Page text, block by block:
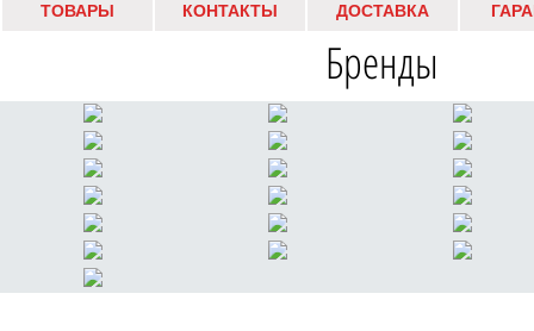
ТОВАРЫ КОНТАКТЫ ДОСТАВКА
Бренды